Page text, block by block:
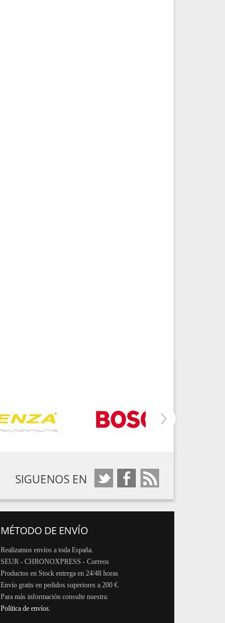
SIGUENOS EN
MÉTODO DE ENVÍO
Realizamos envíos a toda España.
SEUR - CHRONOXPRESS - Correos
Productos en Stock entrega en 24/48 horas
Envío gratis en pedidos superiores a 200 €.
Para más información consulte nuestra:
Política de envíos.